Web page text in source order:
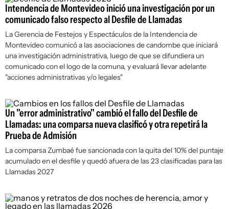
Intendencia de Montevideo inició una investigación por un
comunicado falso respecto al Desfile de Llamadas
La Gerencia de Festejos y Espectáculos de la Intendencia de
Montevideo comunicó a las asociaciones de candombe que iniciará
una investigación administrativa, luego de que se difundiera un
comunicado con el logo de la comuna, y evaluará llevar adelante
"acciones administrativas y/o legales"
Un "error administrativo" cambió el fallo del Desfile de
Llamadas: una comparsa nueva clasificó y otra repetirá la
Prueba de Admisión
La comparsa Zumbaé fue sancionada con la quita del 10% del puntaje
acumulado en el desfile y quedó afuera de las 23 clasificadas para las
Llamadas 2027